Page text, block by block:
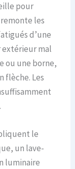
pour
les
d’une
extérieur mal
ou une borne,
flèche. Les
le
un lave-
luminaire